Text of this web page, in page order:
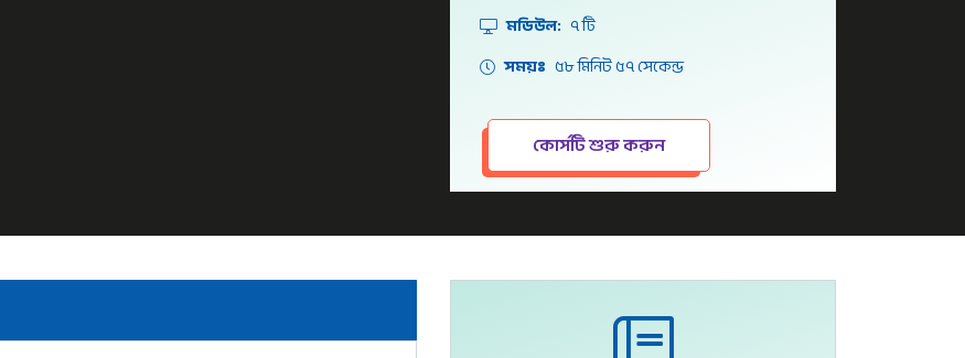
মডিউল: ৭ টি
সময়ঃ ৫৮ মিনিট ৫৭ সেকেন্ড
কোর্সটি শুরু করুন